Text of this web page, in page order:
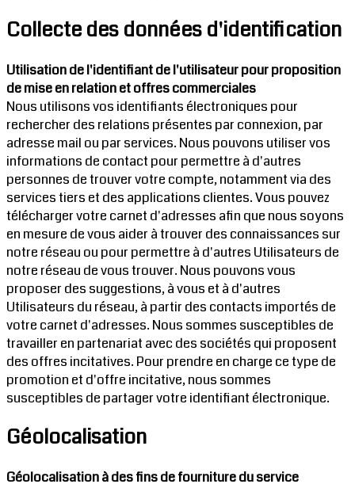
Collecte des données d'identification
Utilisation de l'identifiant de l'utilisateur pour proposition
de mise en relation et offres commerciales
Nous utilisons vos identifiants électroniques pour
rechercher des relations présentes par connexion, par
adresse mail ou par services. Nous pouvons utiliser vos
informations de contact pour permettre à d'autres
personnes de trouver votre compte, notamment via des
services tiers et des applications clientes. Vous pouvez
télécharger votre carnet d'adresses afin que nous soyons
en mesure de vous aider à trouver des connaissances sur
notre réseau ou pour permettre à d'autres Utilisateurs de
notre réseau de vous trouver. Nous pouvons vous
proposer des suggestions, à vous et à d'autres
Utilisateurs du réseau, à partir des contacts importés de
votre carnet d'adresses. Nous sommes susceptibles de
travailler en partenariat avec des sociétés qui proposent
des offres incitatives. Pour prendre en charge ce type de
promotion et d'offre incitative, nous sommes
susceptibles de partager votre identifiant électronique.
Géolocalisation
Géolocalisation à des fins de fourniture du service